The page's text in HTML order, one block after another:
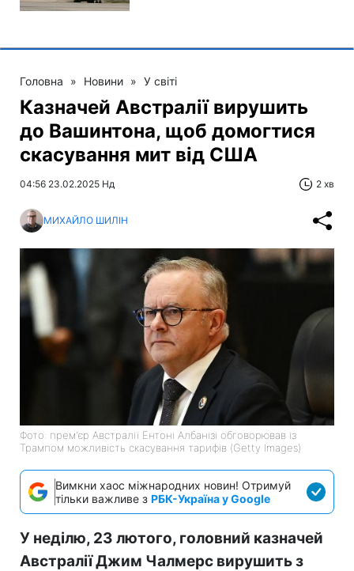
Головна » Новини » У світі
Казначей Австралії вирушить
до Вашинтона, щоб домогтися
скасування мит від США
04:56 23.02.2025 Нд 2 хв
МИХАЙЛО ШИЛІН
Фото: прем'єр Австралії Ентоні Албанізі обговорював із
Трампом можливість скасування тарифів (Getty Images)
Вимкни хаос міжнародних новин! Отримуй
тільки важливе з РБК-Україна у Google
У неділю, 23 лютого, головний казначей
Австралії Джим Чалмерс вирушить з